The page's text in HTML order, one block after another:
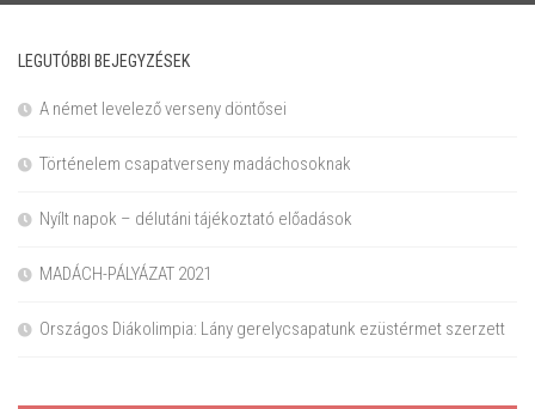
LEGUTÓBBI BEJEGYZÉSEK
A német levelező verseny döntősei
Történelem csapatverseny madáchosoknak
Nyílt napok – délutáni tájékoztató előadások
MADÁCH-PÁLYÁZAT 2021
Országos Diákolimpia: Lány gerelycsapatunk ezüstérmet szerzett